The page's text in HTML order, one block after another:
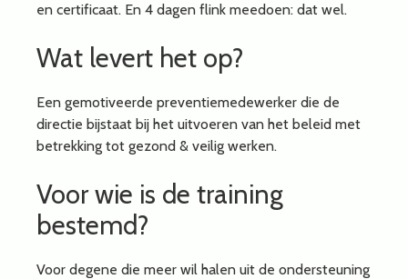
en certificaat. En 4 dagen flink meedoen: dat wel.
Wat levert het op?
Een gemotiveerde preventiemedewerker die de
directie bijstaat bij het uitvoeren van het beleid met
betrekking tot gezond & veilig werken.
Voor wie is de training
bestemd?
Voor degene die meer wil halen uit de ondersteuning